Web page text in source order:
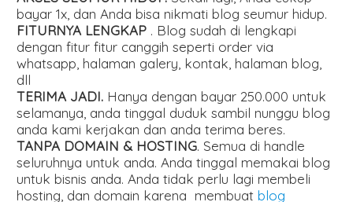
bayar 1x, dan Anda bisa nikmati blog seumur hidup.
FITURNYA LENGKAP . Blog sudah di lengkapi
dengan fitur fitur canggih seperti order via
whatsapp, halaman galery, kontak, halaman blog,
dll
TERIMA JADI. Hanya dengan bayar 250.000 untuk
selamanya, anda tinggal duduk sambil nunggu blog
anda kami kerjakan dan anda terima beres.
TANPA DOMAIN & HOSTING. Semua di handle
seluruhnya untuk anda. Anda tinggal memakai blog
untuk bisnis anda. Anda tidak perlu lagi membeli
hosting, dan domain karena membuatblog